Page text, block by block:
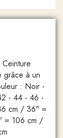
grâce à un
: Noir -
- 44 - 46 -
cm / 36" =
= 106 cm /